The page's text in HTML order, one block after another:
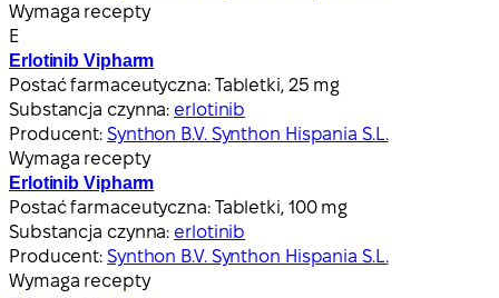
Wymaga recepty
E
Erlotinib Vipharm
Postać farmaceutyczna: Tabletki, 25 mg
Substancja czynna: erlotinib
Producent: Synthon B.V. Synthon Hispania S.L.
Wymaga recepty
Erlotinib Vipharm
Postać farmaceutyczna: Tabletki, 100 mg
Substancja czynna: erlotinib
Producent: Synthon B.V. Synthon Hispania S.L.
Wymaga recepty